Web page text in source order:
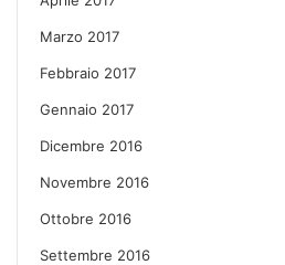
Marzo 2017
Febbraio 2017
Gennaio 2017
Dicembre 2016
Novembre 2016
Ottobre 2016
Settembre 2016